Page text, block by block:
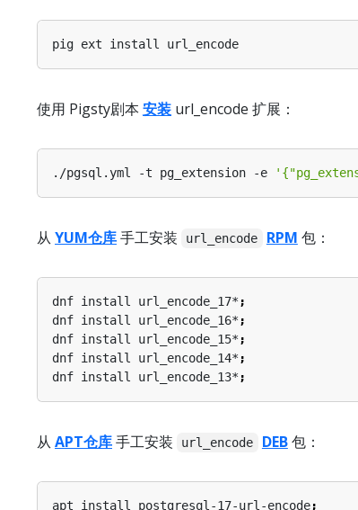
使用 Pigsty剧本 安装 url_encode 扩展：
./pgsql.yml -t pg_extension -e
从 YUM仓库手工安装 url_encode RPM 包：
dnf install url_encode_17*;
dnf install url_encode_16*;
dnf install url_encode_15*;
dnf install url_encode_14*;
dnf install url_encode_13*;
从 APT仓库手工安装 url_encode DEB包：
apt install postgresql-17-url-encode;